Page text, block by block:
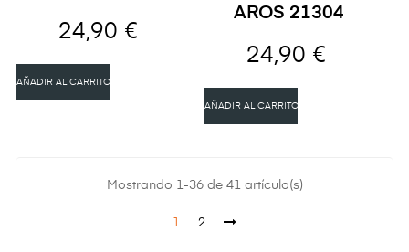
24,90 €
AÑADIR AL CARRITO
AROS 21304
24,90 €
AÑADIR AL CARRITO
Mostrando 1-36 de 41 artículo(s)
1 2